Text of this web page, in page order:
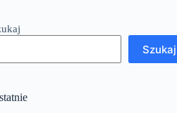
Szukaj